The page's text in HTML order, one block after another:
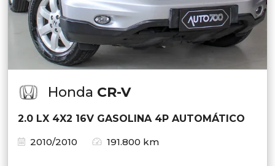
Honda CR-V
2.0 LX 4X2 16V GASOLINA 4P AUTOMÁTICO
2010/2010
191.800 km